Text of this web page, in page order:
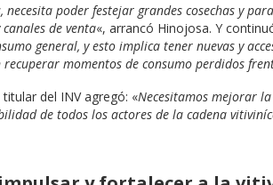
necesita poder festejar grandes cosechas y
de venta«, arrancó Hinojosa. Y
general, y esto implica tener nuevas y
momentos de consumo perdidos
del INV agregó: «Necesitamos mejorar
de todos los actores de la cadena